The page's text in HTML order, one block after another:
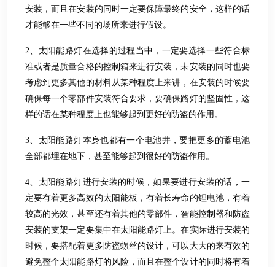
安装，而且在安装的同时一定要保障最终的安全，这样的话
才能够在一些不同的场所来进行假设。
2、太阳能路灯在选择的过程当中，一定要选择一些符合标
准或者是质量合格的控制箱来进行安装，未安装的同时也要
考虑到更多其他的材料从某种程度上来讲，在安装的时候要
确保每一个零部件安装符合要求，要确保路灯的坚固性，这
样的话在某种程度上也能够起到更好的防盗的作用。
3、太阳能路灯本身也都有一个电池井，要把更多的蓄电池
全部都埋在地下，甚至能够起到很好的防盗作用。
4、太阳能路灯进行安装的时候，如果要进行安装的话，一
定要有着更多高效的太阳能板，有着长寿命的锂电池，有着
较高的光效，甚至还有着其他的零部件，智能控制器和防盗
安装的支架一定要集中在太阳能路灯上。在实际进行安装的
时候，要搭配着更多防盗螺丝的设计，可以大大的来有效的
避免整个太阳能路灯的风险，而且在整个设计的同时将有着